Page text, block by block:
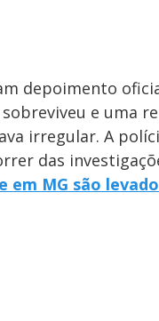
depoimento
e uma
irregular. A
das
em MG são